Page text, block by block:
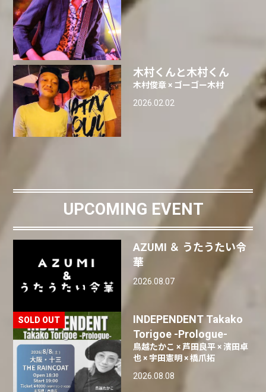
木村くんと木村くん
木村俊章 × ゴーゴー木村
2026.02.02
UPCOMING EVENT
AZUMI ＆ うたうたい令
華
2026.08.07
INDEPENDENT Takako
Torigoe -Prologue-
鳥越たかこ × 芦田良平 × 濱田卓
也 × 宇田憲明 × 橋爪拓
2026.08.08